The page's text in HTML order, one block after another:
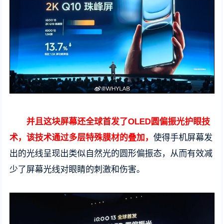
并且这块屏幕还全球首发了OLED圆偏振光护眼技
术，该技术通过多层特殊膜材的叠加，使得手机屏幕发
出的光线呈现出类似自然光的圆形偏振态，从而有效减
少了屏幕光线对眼睛的刺激和伤害。